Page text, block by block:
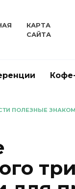
КАРТА
САЙТА
ПОЛЕЗНЫЕ